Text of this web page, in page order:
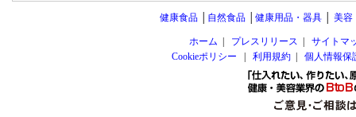
健康食品│ 自然食品│ 健康用品・器具│ 美容
ホーム プレスリリース
サイトマ
Cookieポリシー
利用規約| 個人情報保